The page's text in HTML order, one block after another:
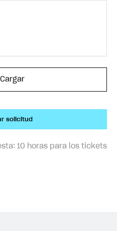
Cargar
solicitud
10 horas para los tickets